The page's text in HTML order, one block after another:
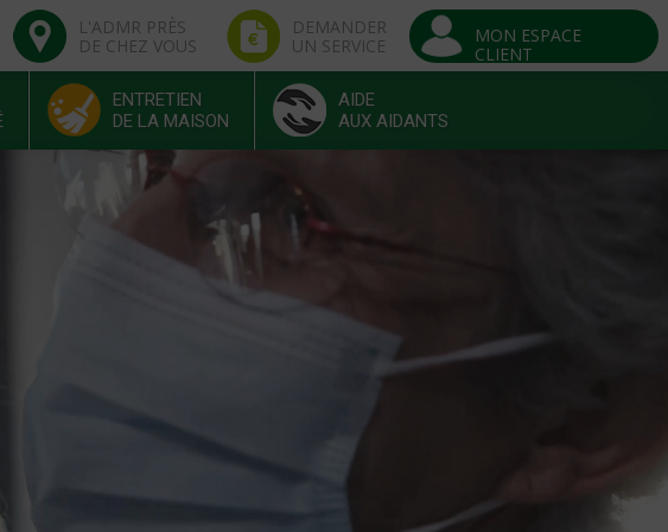
L'ADMR PRÈS
DE CHEZ VOUS
DEMANDER
UN SERVICE
MON ESPACE
CLIENT
ENTRETIEN
DE LA MAISON
AIDE
AUX AIDANTS